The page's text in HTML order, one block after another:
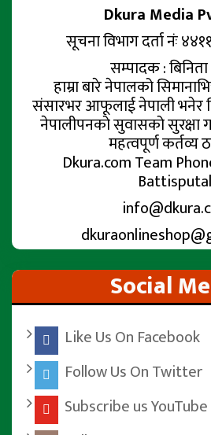
Dkura Media
सूचना विभाग दर्ता नंः
सम्पादक :
हाम्रा बारे नेपालको
संसारभर आफूलाई नेपाली भनेर
नेपालीपनको सुवासको सुरक्षा
महत्वपूर्ण कर्तव्य
Dkura.com Team
Social
Like Us On Facebook
Follow Us On Twitter
Subscribe us YouTube